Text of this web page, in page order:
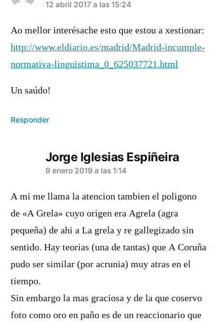
dice:
12 abril 2017 a las 15:24
Ao mellor interésache esto que estou a xestionar:
http://www.eldiario.es/madrid/Madrid-incumple-
normativa-linguistima_0_625037721.html
Un saúdo!
Responder
Jorge Iglesias Espiñeira
dice:
9 enero 2019 a las 1:14
A mi me llama la atencion tambien el poligono
de «A Grela» cuyo origen era Agrela (agra
pequeña) de ahi a La grela y re gallegizado sin
sentido. Hay teorias (una de tantas) que A Coruña
pudo ser similar (por acrunia) muy atras en el
tiempo.
Sin embargo la mas graciosa y de la que coservo
foto como oro en paño es de un reaccionario que